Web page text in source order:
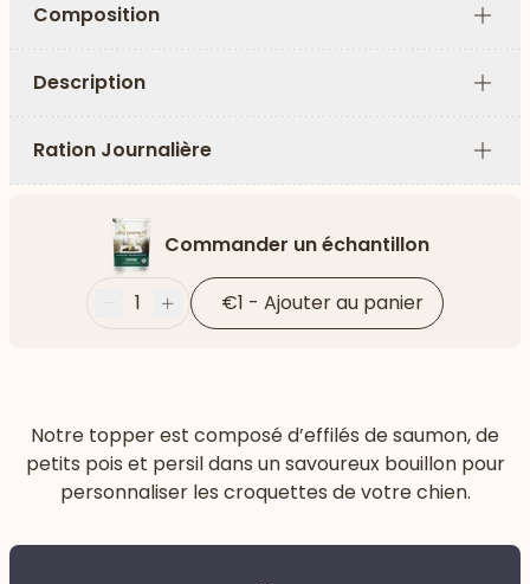
Composition
Plus
Description
Plus
Ration Journalière
Plus
Commander un échantillon
Moins
1 Plus €1 - Ajouter au panier
Notre topper est composé d’effilés de saumon, de
petits pois et persil dans un savoureux bouillon pour
personnaliser les croquettes de votre chien.